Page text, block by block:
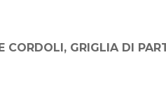
E VIE DI FUGA
CORDOLI, GRIGLIA DI